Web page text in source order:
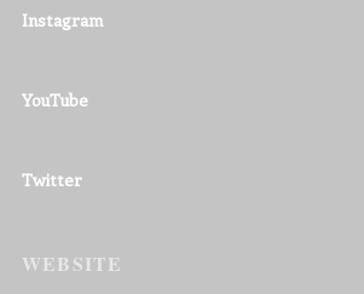
Instagram
YouTube
Twitter
WEBSITE